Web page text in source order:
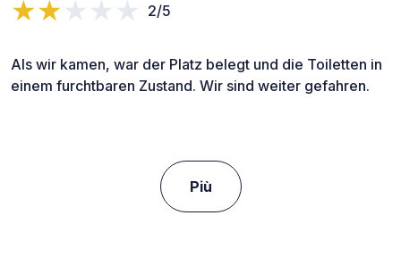
2/5
Als wir kamen, war der Platz belegt und die Toiletten in
einem furchtbaren Zustand. Wir sind weiter gefahren.
Più